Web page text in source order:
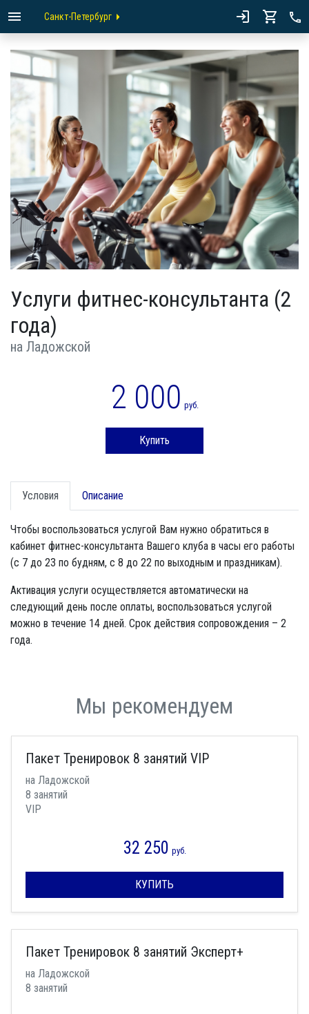
Санкт-Петербург
Услуги фитнес-консультанта (2
года)
на Ладожской
2 000 руб.
Купить
Условия Описание
Чтобы воспользоваться услугой Вам нужно обратиться в
кабинет фитнес-консультанта Вашего клуба в часы его работы
(с 7 до 23 по будням, с 8 до 22 по выходным и праздникам).
Активация услуги осуществляется автоматически на
следующий день после оплаты, воспользоваться услугой
можно в течение 14 дней. Срок действия сопровождения – 2
года.
Мы рекомендуем
Пакет Тренировок 8 занятий VIP
на Ладожской
8 занятий
VIP
32 250 руб.
КУПИТЬ
Пакет Тренировок 8 занятий Эксперт+
на Ладожской
8 занятий